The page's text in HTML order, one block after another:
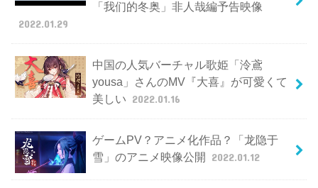
「我们的冬奥」非人哉編予告映像
2022.01.29
中国の人気バーチャル歌姫「泠鳶
yousa」さんのMV『大喜』が可愛くて
美しい 2022.01.16
ゲームPV？アニメ化作品？「龙隐于
雪」のアニメ映像公開 2022.01.12